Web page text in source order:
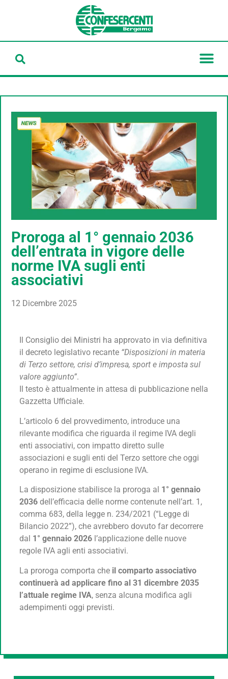
Proroga al 1° gennaio 2036
dell’entrata in vigore delle
norme IVA sugli enti
associativi
12 Dicembre 2025
Il Consiglio dei Ministri ha approvato in via definitiva
il decreto legislativo recante “Disposizioni in materia
di Terzo settore, crisi d’impresa, sport e imposta sul
valore aggiunto”.
Il testo è attualmente in attesa di pubblicazione nella
Gazzetta Ufficiale.
L’articolo 6 del provvedimento, introduce una
rilevante modifica che riguarda il regime IVA degli
enti associativi, con impatto diretto sulle
associazioni e sugli enti del Terzo settore che oggi
operano in regime di esclusione IVA.
La disposizione stabilisce la proroga al 1° gennaio
2036 dell’efficacia delle norme contenute nell’art. 1,
comma 683, della legge n. 234/2021 (“Legge di
Bilancio 2022”), che avrebbero dovuto far decorrere
dal 1° gennaio 2026 l’applicazione delle nuove
regole IVA agli enti associativi.
La proroga comporta che il comparto associativo
continuerà ad applicare fino al 31 dicembre 2035
l’attuale regime IVA, senza alcuna modifica agli
adempimenti oggi previsti.